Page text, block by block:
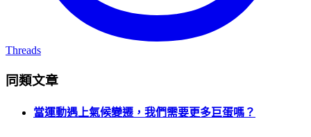
Threads
同類文章
當運動遇上氣候變遷，我們需要更多巨蛋嗎？